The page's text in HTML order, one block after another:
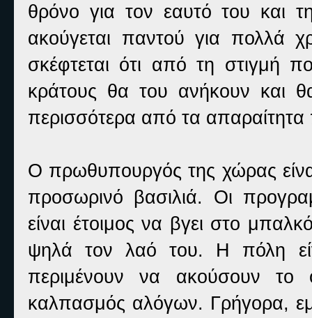
θρόνο για τον εαυτό του και
ακούγεται παντού για πολλά
σκέφτεται ότι από τη στιγμή
κράτους θα του ανήκουν και
περισσότερα από τα
Ο πρωθυπουργός της χώρας
προσωρινό βασιλιά. Οι
είναι έτοιμος να βγει στο
ψηλά τον λαό του. Η πόλη
περιμένουν να ακούσουν
καλπασμός αλόγων. Γρήγορα,